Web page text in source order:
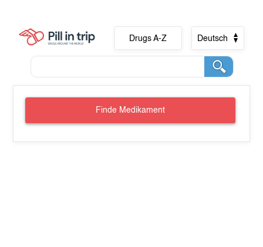
Drugs A-Z Deutsch
Finde Medikament